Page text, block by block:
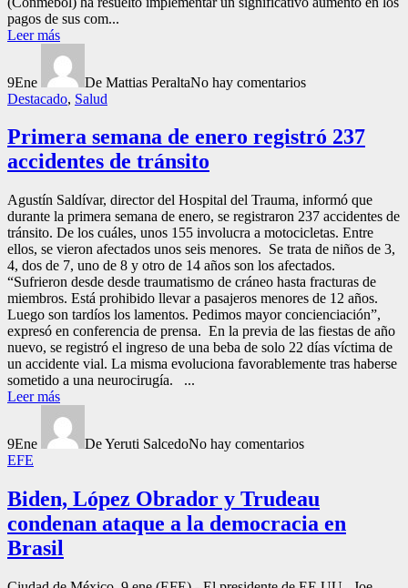
pagos de sus com...
Leer más
9Ene De Mattias PeraltaNo hay comentarios
Destacado, Salud
Primera semana de enero registró 237
accidentes de tránsito
Agustín Saldívar, director del Hospital del Trauma, informó que
durante la primera semana de enero, se registraron 237 accidentes de
tránsito. De los cuáles, unos 155 involucra a motocicletas. Entre
ellos, se vieron afectados unos seis menores. Se trata de niños de 3,
4, dos de 7, uno de 8 y otro de 14 años son los afectados.
“Sufrieron desde desde traumatismo de cráneo hasta fracturas de
miembros. Está prohibido llevar a pasajeros menores de 12 años.
Luego son tardíos los lamentos. Pedimos mayor concienciación”,
expresó en conferencia de prensa. En la previa de las fiestas de año
nuevo, se registró el ingreso de una beba de solo 22 días víctima de
un accidente vial. La misma evoluciona favorablemente tras haberse
sometido a una neurocirugía. ...
Leer más
9Ene De Yeruti SalcedoNo hay comentarios
EFE
Biden, López Obrador y Trudeau
condenan ataque a la democracia en
Brasil